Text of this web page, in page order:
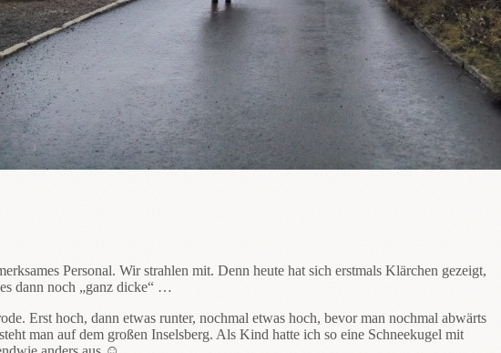
Personal. Wir strahlen mit. Denn heute hat sich erstmals Klärchen gezeigt,
dann noch „ganz dicke“ …
Erst hoch, dann etwas runter, nochmal etwas hoch, bevor man nochmal abwärts
man auf dem großen Inselsberg. Als Kind hatte ich so eine Schneekugel mit